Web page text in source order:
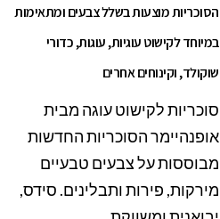
הסוכריות מוצעות בשלל צבעים ומתאימות
במיוחד לקישוט עוגיות, עוגות, כדורי
שוקולד, וקינוחים אחרים
סוכריות לקישוט עוגה מבית
אופנהיימר הסוכריות החדשות
מבוססות על צבעים טבעיים
מירקות, פירות ותבלינים. סידס,